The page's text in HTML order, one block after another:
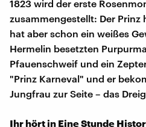
1823 wird der erste
zusammengestellt: Der Prinz
hat aber schon ein weißes
Hermelin besetzten
Pfauenschweif und ein
"Prinz Karneval" und er
Jungfrau zur Seite – das
Ihr hört in Eine Stunde